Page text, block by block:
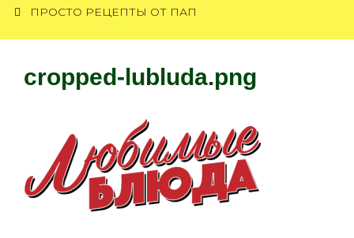
ПРОСТО РЕЦЕПТЫ ОТ ПАП
cropped-lubluda.png